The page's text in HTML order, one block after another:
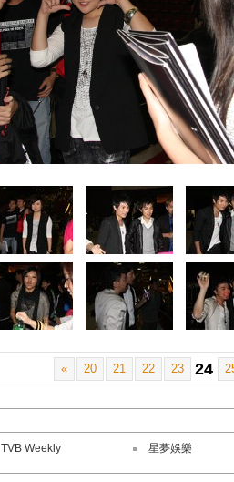
« 20 21 22 23 24
TVB Weekly 星夢娛樂